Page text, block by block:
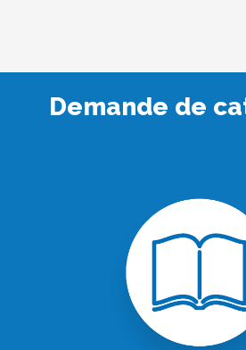
Demande de